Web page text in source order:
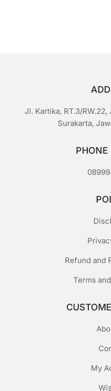
Jl. Kartika, RT.3/
Surakarta,
PHONE
Refund and
Terms
My